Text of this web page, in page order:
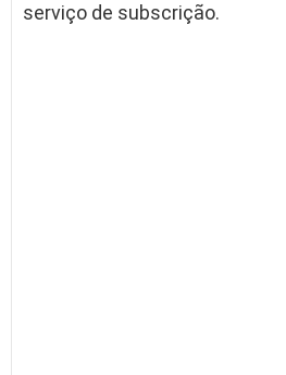
serviço de subscrição.